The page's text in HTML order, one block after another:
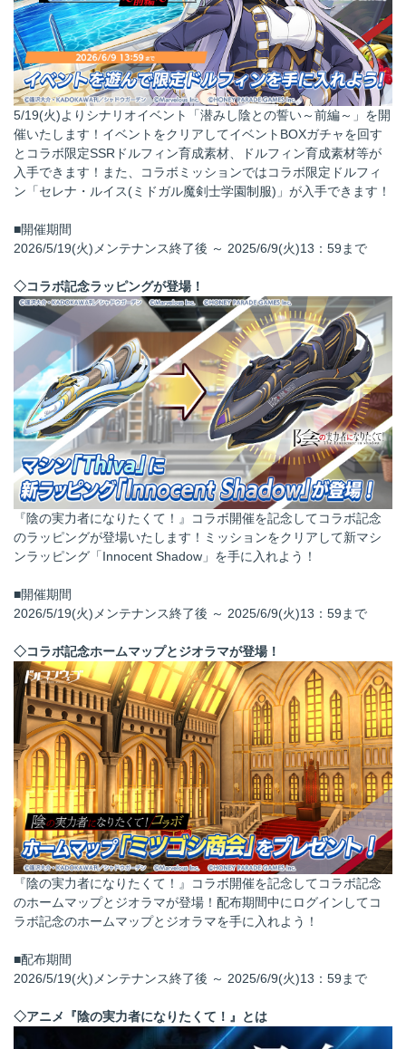
5/19(火)よりシナリオイベント「潜みし陰との誓い～前編～」を開
催いたします！イベントをクリアしてイベントBOXガチャを回す
とコラボ限定SSRドルフィン育成素材、ドルフィン育成素材等が
入手できます！また、コラボミッションではコラボ限定ドルフィ
ン「セレナ・ルイス(ミドガル魔剣士学園制服)」が入手できます！
■開催期間
2026/5/19(火)メンテナンス終了後 ～ 2025/6/9(火)13：59まで
◇コラボ記念ラッピングが登場！
『陰の実力者になりたくて！』コラボ開催を記念してコラボ記念
のラッピングが登場いたします！ミッションをクリアして新マシ
ンラッピング「Innocent Shadow」を手に入れよう！
■開催期間
2026/5/19(火)メンテナンス終了後 ～ 2025/6/9(火)13：59まで
◇コラボ記念ホームマップとジオラマが登場！
『陰の実力者になりたくて！』コラボ開催を記念してコラボ記念
のホームマップとジオラマが登場！配布期間中にログインしてコ
ラボ記念のホームマップとジオラマを手に入れよう！
■配布期間
2026/5/19(火)メンテナンス終了後 ～ 2025/6/9(火)13：59まで
◇アニメ『陰の実力者になりたくて！』とは